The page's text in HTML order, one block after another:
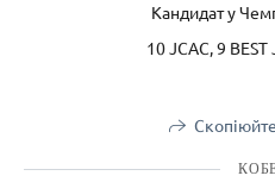
Кандидат у
10 JCAC, 9